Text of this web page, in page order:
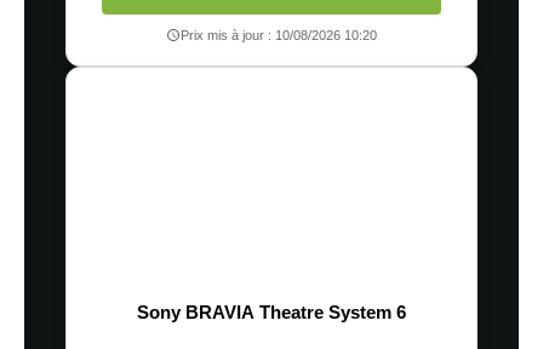
Prix mis à jour : 10/08/2026 10:20
Sony BRAVIA Theatre System 6